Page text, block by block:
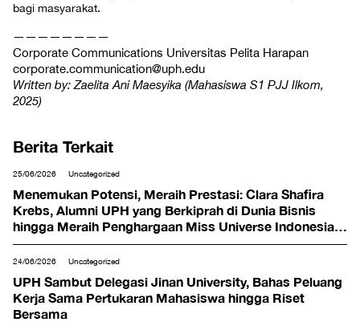
bagi masyarakat.
————————
Corporate Communications Universitas Pelita Harapan
corporate.communication@uph.edu
Written by: Zaelita Ani Maesyika (Mahasiswa S1 PJJ Ilkom,
2025)
Berita Terkait
25/06/2026 Uncategorized
Menemukan Potensi, Meraih Prestasi: Clara Shafira
Krebs, Alumni UPH yang Berkiprah di Dunia Bisnis
hingga Meraih Penghargaan Miss Universe Indonesia
2024
24/06/2026 Uncategorized
UPH Sambut Delegasi Jinan University, Bahas Peluang
Kerja Sama Pertukaran Mahasiswa hingga Riset
Bersama